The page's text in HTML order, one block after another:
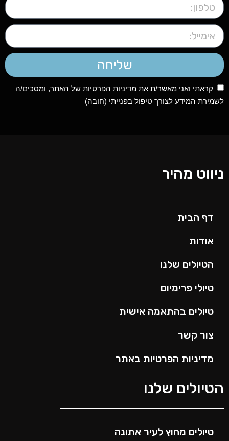
שליחה
קראתי ואני מאשר/ת את מדיניות הפרטיות של האתר, ומסכים/ה
לשמירת המידע לצורך טיפול בפנייתי (חובה)
ניווט מהיר
דף הבית
אודות
הטיולים שלנו
טיולי פרימיום
טיולים בהתאמה אישית
צור קשר
מדיניות הפרטיות באתר
הטיולים שלנו
טיולים מחוץ לעיר אתונה